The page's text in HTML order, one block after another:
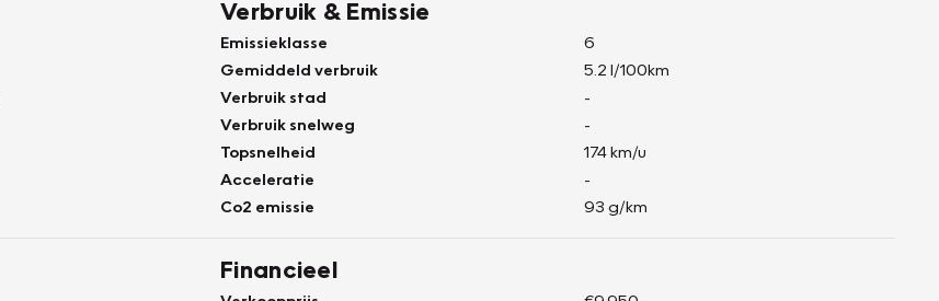
Verbruik & Emissie
Emissieklasse
6
Gemiddeld verbruik
5.2 l/100km
Verbruik stad
-
Verbruik snelweg
-
Topsnelheid
174 km/u
Acceleratie
-
Co2 emissie
93 g/km
Financieel